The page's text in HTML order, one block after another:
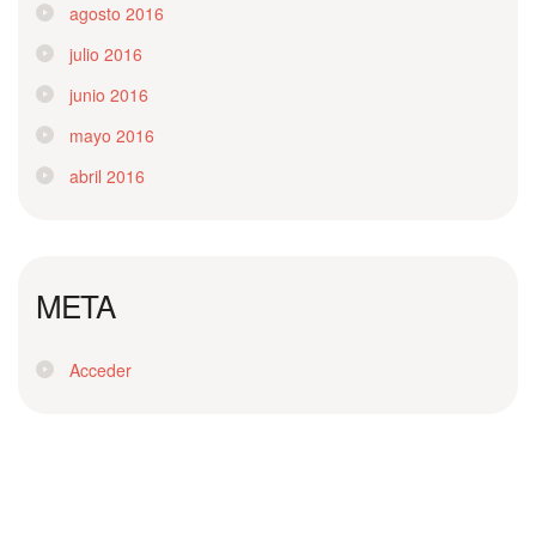
agosto 2016
julio 2016
junio 2016
mayo 2016
abril 2016
META
Acceder